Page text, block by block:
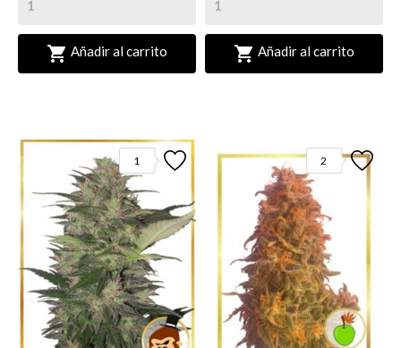
 Añadir al carrito  Añadir al carrito
1 2